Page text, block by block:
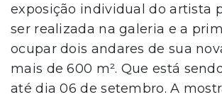
exposição individual do artista
ser realizada na galeria e a
ocupar dois andares de sua
mais de 600 m². Que está
até dia 06 de setembro. A